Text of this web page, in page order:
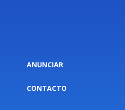
ANUNCIAR
CONTACTO